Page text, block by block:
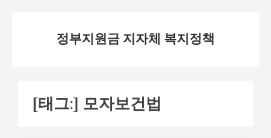
정부지원금 지자체 복지정책
[태그:] 모자보건법